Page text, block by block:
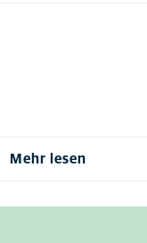
Mehr lesen